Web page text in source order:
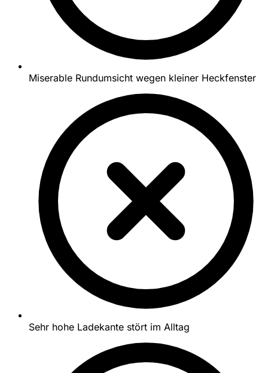
Miserable Rundumsicht wegen kleiner Heckfenster
Sehr hohe Ladekante stört im Alltag